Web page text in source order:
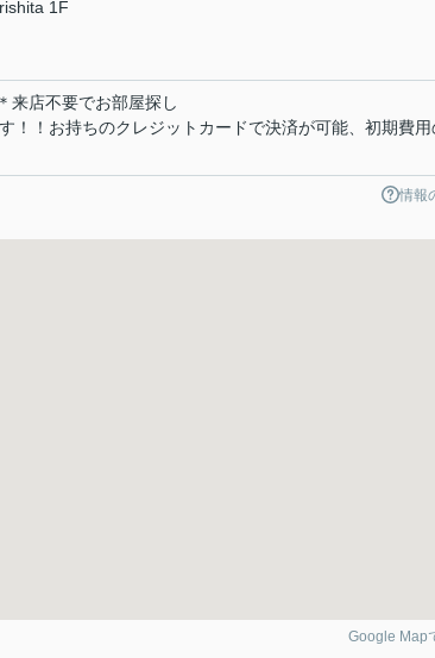
1F
来店不要でお部屋探し
！！お持ちのクレジットカードで決済が可能、初期費用
情報
Google Map